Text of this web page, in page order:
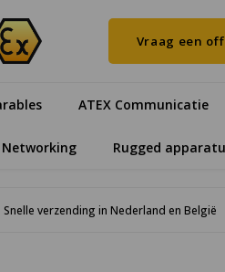
Vraag een
ATEX Communicatie
Rugged
Snelle verzending in Nederland en België